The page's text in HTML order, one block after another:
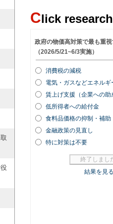
Click research